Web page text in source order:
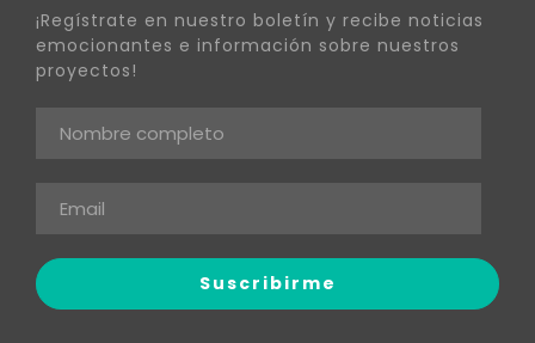
¡Regístrate en nuestro boletín y recibe noticias
emocionantes e información sobre nuestros
proyectos!